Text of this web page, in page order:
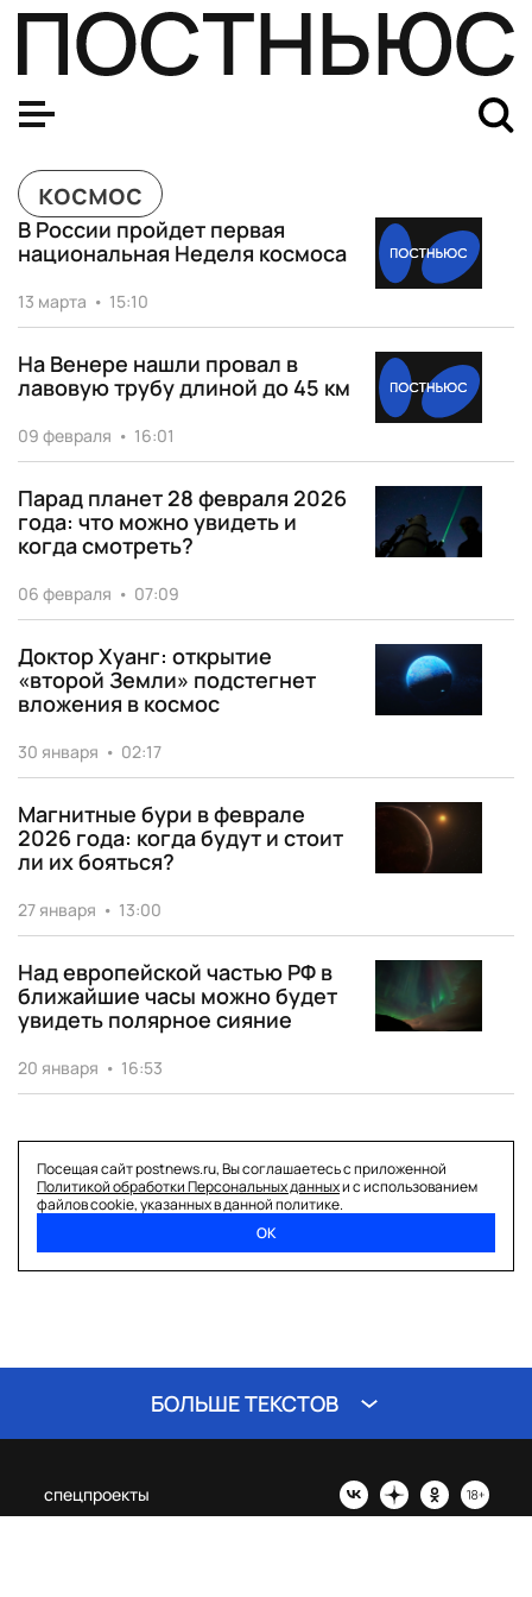
космос
В России пройдет первая
национальная Неделя космоса
13 марта • 15:10
На Венере нашли провал в
лавовую трубу длиной до 45 км
09 февраля • 16:01
Парад планет 28 февраля 2026
года: что можно увидеть и
когда смотреть?
06 февраля • 07:09
Доктор Хуанг: открытие
«второй Земли» подстегнет
вложения в космос
30 января • 02:17
Магнитные бури в феврале
2026 года: когда будут и стоит
ли их бояться?
27 января • 13:00
Над европейской частью РФ в
ближайшие часы можно будет
увидеть полярное сияние
20 января • 16:53
БОЛЬШЕ ТЕКСТОВ
Посещая сайт postnews.ru, Вы соглашаетесь с приложенной
Политикой обработки Персональных данныхи с использованием
файлов cookie, указанных в данной политике.
ОК
спецпроекты
о нас